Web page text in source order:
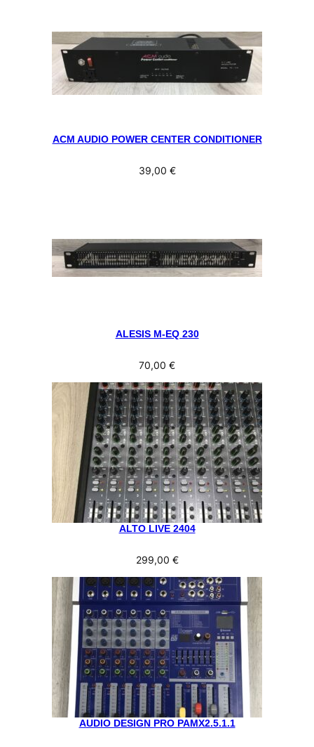
ACM AUDIO POWER CENTER CONDITIONER
39,00 €
ALESIS M-EQ 230
70,00 €
ALTO LIVE 2404
299,00 €
AUDIO DESIGN PRO PAMX2.5.1.1